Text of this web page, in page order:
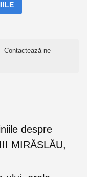
Contactează-ne
despre
MIRĂSLĂU,